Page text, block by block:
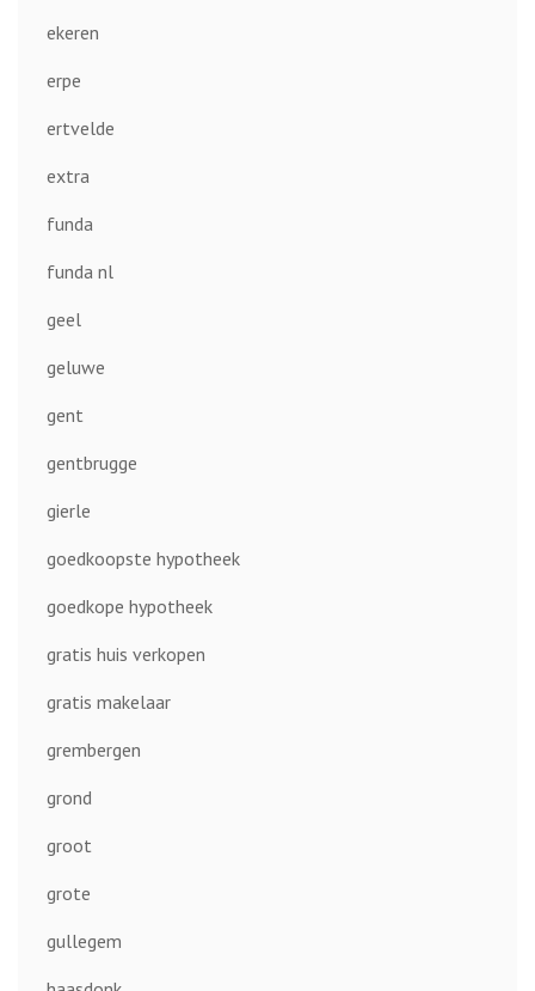
ekeren
erpe
ertvelde
extra
funda
funda nl
geel
geluwe
gent
gentbrugge
gierle
goedkoopste hypotheek
goedkope hypotheek
gratis huis verkopen
gratis makelaar
grembergen
grond
groot
grote
gullegem